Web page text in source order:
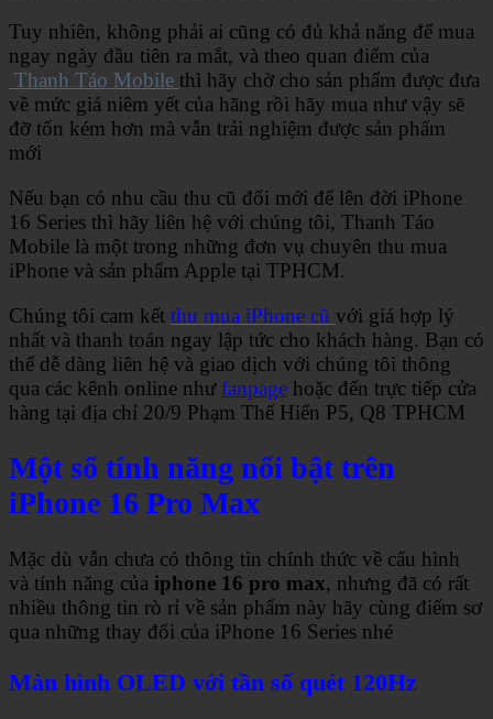
Tuy nhiên, không phải ai cũng có đủ khả năng để mua
ngay ngày đầu tiên ra mắt, và theo quan điểm của
Thanh Táo Mobile thì hãy chờ cho sản phẩm được đưa
về mức giá niêm yết của hãng rồi hãy mua như vậy sẽ
đỡ tốn kém hơn mà vẫn trải nghiệm được sản phẩm
mới
Nếu bạn có nhu cầu thu cũ đổi mới để lên đời iPhone
16 Series thì hãy liên hệ với chúng tôi, Thanh Táo
Mobile là một trong những đơn vụ chuyên thu mua
iPhone và sản phẩm Apple tại TPHCM.
Chúng tôi cam kết thu mua iPhone cũ với giá hợp lý
nhất và thanh toán ngay lập tức cho khách hàng. Bạn có
thể dễ dàng liên hệ và giao dịch với chúng tôi thông
qua các kênh online nhưfanpage hoặc đến trực tiếp cửa
hàng tại địa chỉ 20/9 Phạm Thế Hiển P5, Q8 TPHCM
Một số tính năng nổi bật trên
iPhone 16 Pro Max
Mặc dù vẫn chưa có thông tin chính thức về cấu hình
và tính năng của iphone 16 pro max, nhưng đã có rất
nhiều thông tin rò rỉ về sản phẩm này hãy cùng điểm sơ
qua những thay đổi của iPhone 16 Series nhé
Màn hình OLED với tần số quét 120Hz